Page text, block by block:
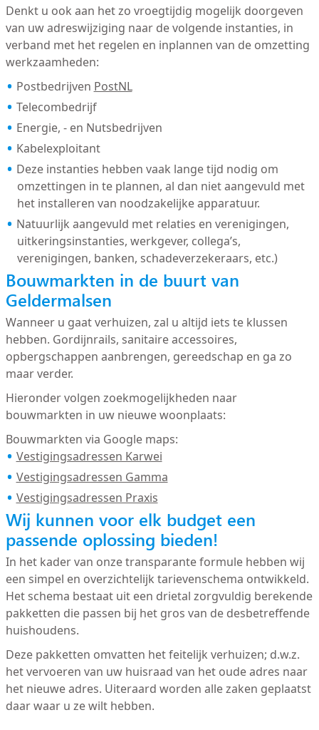
Denkt u ook aan het zo vroegtijdig mogelijk doorgeven
van uw adreswijziging naar de volgende instanties, in
verband met het regelen en inplannen van de omzetting
werkzaamheden:
Postbedrijven PostNL
Telecombedrijf
Energie, - en Nutsbedrijven
Kabelexploitant
Deze instanties hebben vaak lange tijd nodig om
omzettingen in te plannen, al dan niet aangevuld met
het installeren van noodzakelijke apparatuur.
Natuurlijk aangevuld met relaties en verenigingen,
uitkeringsinstanties, werkgever, collega’s,
verenigingen, banken, schadeverzekeraars, etc.)
Bouwmarkten in de buurt van
Geldermalsen
Wanneer u gaat verhuizen, zal u altijd iets te klussen
hebben. Gordijnrails, sanitaire accessoires,
opbergschappen aanbrengen, gereedschap en ga zo
maar verder.
Hieronder volgen zoekmogelijkheden naar
bouwmarkten in uw nieuwe woonplaats:
Bouwmarkten via Google maps:
Vestigingsadressen Karwei
Vestigingsadressen Gamma
Vestigingsadressen Praxis
Wij kunnen voor elk budget een
passende oplossing bieden!
In het kader van onze transparante formule hebben wij
een simpel en overzichtelijk tarievenschema ontwikkeld.
Het schema bestaat uit een drietal zorgvuldig berekende
pakketten die passen bij het gros van de desbetreffende
huishoudens.
Deze pakketten omvatten het feitelijk verhuizen; d.w.z.
het vervoeren van uw huisraad van het oude adres naar
het nieuwe adres. Uiteraard worden alle zaken geplaatst
daar waar u ze wilt hebben.